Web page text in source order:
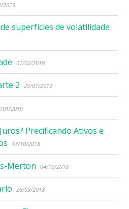
2019
superfícies de volatilidade
01/02/2019
2 25/01/2019
01/2019
Precificando Ativos e
13/10/2018
Merton 04/10/2018
26/09/2018